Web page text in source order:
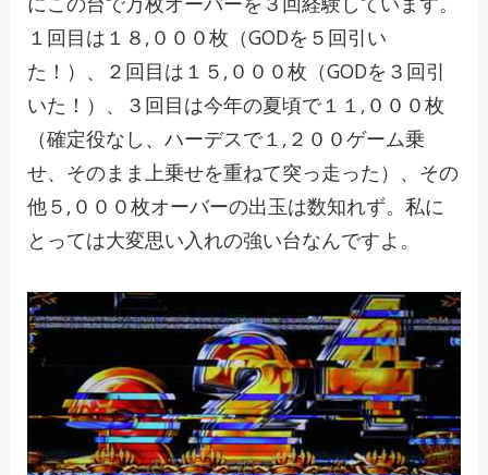
１回目は１８,０００枚（GODを５回引い
た！）、２回目は１５,０００枚（GODを３回引
いた！）、３回目は今年の夏頃で１１,０００枚
（確定役なし、ハーデスで１,２００ゲーム乗
せ、そのまま上乗せを重ねて突っ走った）、その
他５,０００枚オーバーの出玉は数知れず。私に
とっては大変思い入れの強い台なんですよ。